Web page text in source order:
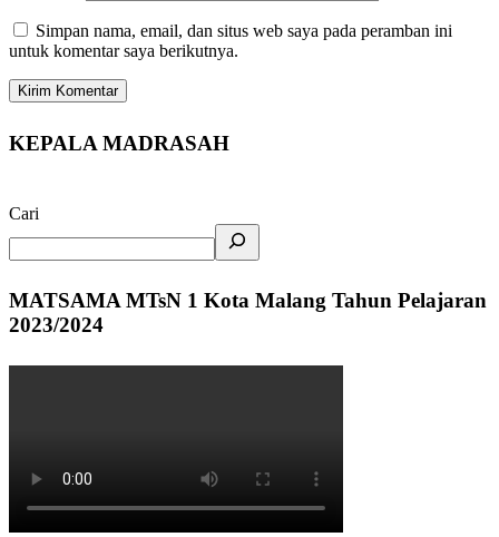
Simpan nama, email, dan situs web saya pada peramban ini
untuk komentar saya berikutnya.
KEPALA MADRASAH
Cari
MATSAMA MTsN 1 Kota Malang Tahun Pelajaran
2023/2024